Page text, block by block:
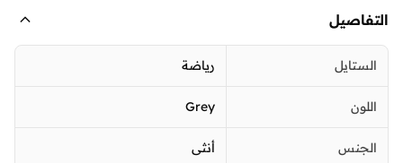
التفاصيل
الستايل رياضة
اللون Grey
الجنس أنثى